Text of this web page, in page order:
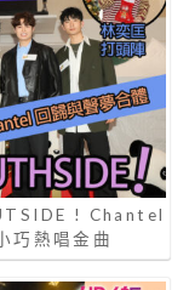
! Chantel
巧熱唱金曲